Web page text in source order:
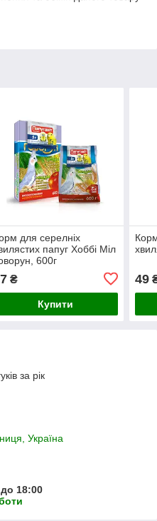
для серелніх
папуг Хоббі Міл
600г
₴
Купити
49
за рік
Україна
18:00